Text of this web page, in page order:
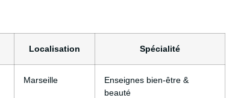
Localisation Spécialité
Marseille
Enseignes bien-être &
beauté